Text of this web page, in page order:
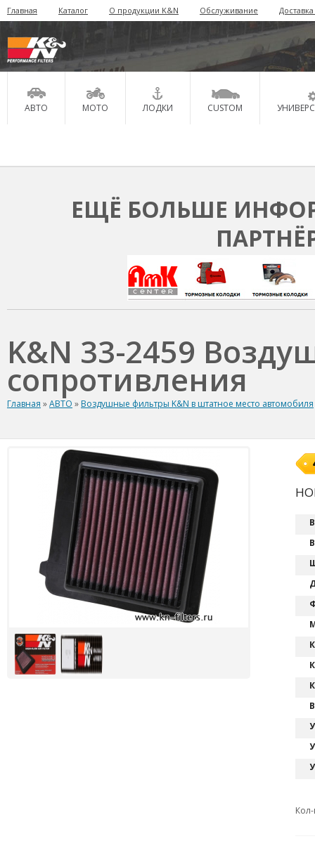
Главная Каталог О продукции K&N Обслуживание
АВТО МОТО ЛОДКИ CUSTOM
ЕЩЁ БОЛЬШЕ
K&N 33-2459
сопротивления
Главная »АВТО » Воздушные фильтры K&N в штатное место автомобиля